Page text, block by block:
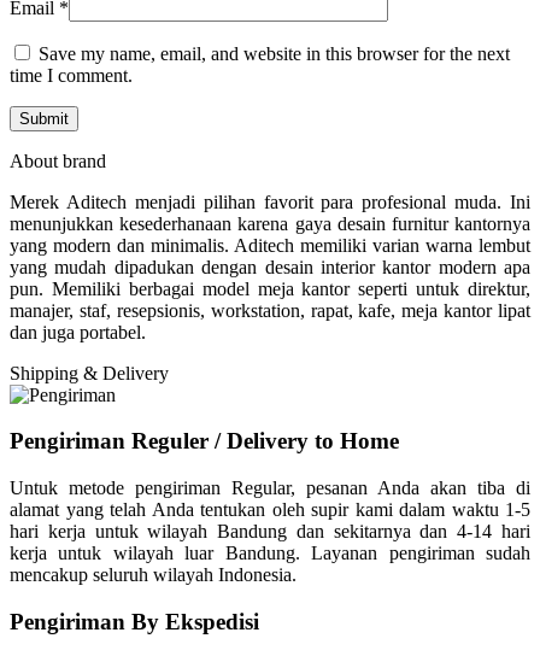
Email *
Save my name, email, and website in this browser for the next
time I comment.
About brand
Merek Aditech menjadi pilihan favorit para profesional muda. Ini
menunjukkan kesederhanaan karena gaya desain furnitur kantornya
yang modern dan minimalis. Aditech memiliki varian warna lembut
yang mudah dipadukan dengan desain interior kantor modern apa
pun. Memiliki berbagai model meja kantor seperti untuk direktur,
manajer, staf, resepsionis, workstation, rapat, kafe, meja kantor lipat
dan juga portabel.
Shipping & Delivery
Pengiriman Reguler / Delivery to Home
Untuk metode pengiriman Regular, pesanan Anda akan tiba di
alamat yang telah Anda tentukan oleh supir kami dalam waktu 1-5
hari kerja untuk wilayah Bandung dan sekitarnya dan 4-14 hari
kerja untuk wilayah luar Bandung. Layanan pengiriman sudah
mencakup seluruh wilayah Indonesia.
Pengiriman By Ekspedisi